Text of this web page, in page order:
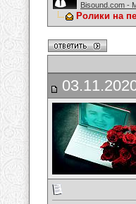
Bisound.com -
Ролики на